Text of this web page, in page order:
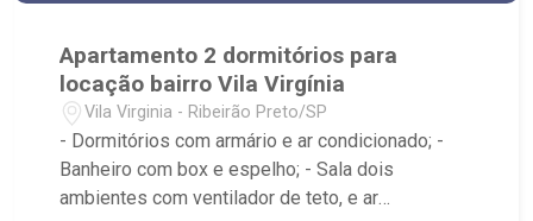
Apartamento 2 dormitórios para
locação bairro Vila Virgínia
Vila Virginia - Ribeirão Preto/SP
- Dormitórios com armário e ar condicionado; -
Banheiro com box e espelho; - Sala dois
ambientes com ventilador de teto, e ar